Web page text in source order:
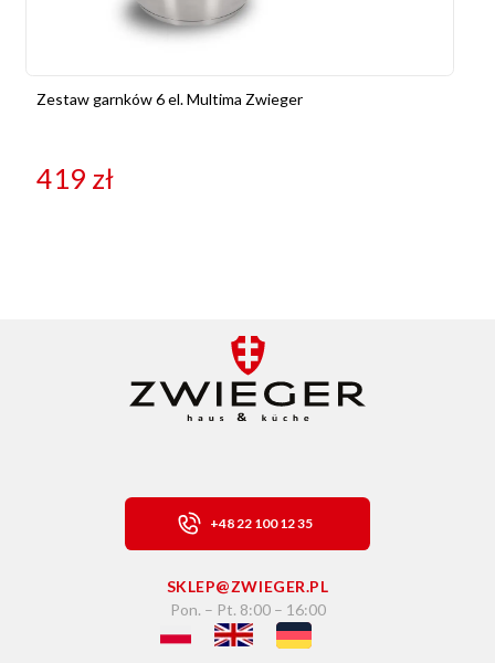
Zestaw garnków 6 el. Multima Zwieger
419 zł
+48 22 100 12 35
SKLEP@ZWIEGER.PL
Pon. – Pt. 8:00 – 16:00